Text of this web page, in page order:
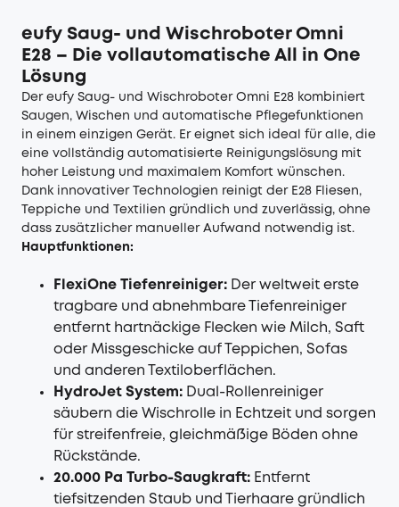
eufy Saug- und Wischroboter Omni
E28 – Die vollautomatische All in One
Lösung
Der eufy Saug- und Wischroboter Omni E28 kombiniert
Saugen, Wischen und automatische Pflegefunktionen
in einem einzigen Gerät. Er eignet sich ideal für alle, die
eine vollständig automatisierte Reinigungslösung mit
hoher Leistung und maximalem Komfort wünschen.
Dank innovativer Technologien reinigt der E28 Fliesen,
Teppiche und Textilien gründlich und zuverlässig, ohne
dass zusätzlicher manueller Aufwand notwendig ist.
Hauptfunktionen:
FlexiOne Tiefenreiniger: Der weltweit erste
tragbare und abnehmbare Tiefenreiniger
entfernt hartnäckige Flecken wie Milch, Saft
oder Missgeschicke auf Teppichen, Sofas
und anderen Textiloberflächen.
HydroJet System: Dual-Rollenreiniger
säubern die Wischrolle in Echtzeit und sorgen
für streifenfreie, gleichmäßige Böden ohne
Rückstände.
20.000 Pa Turbo-Saugkraft: Entfernt
tiefsitzenden Staub und Tierhaare gründlich